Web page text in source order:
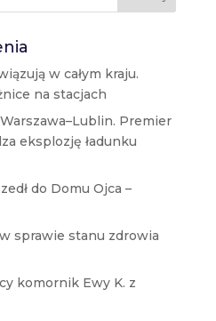
w całym kraju.
na stacjach
Premier
eksplozję ładunku
do Domu Ojca –
sprawie stanu zdrowia
komornik Ewy K. z